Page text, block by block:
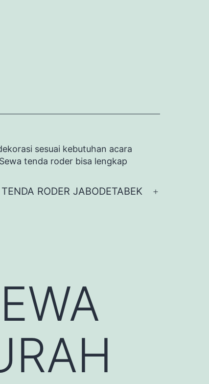
sesuai kebutuhan acara
tenda roder bisa lengkap
RODER JABODETABEK